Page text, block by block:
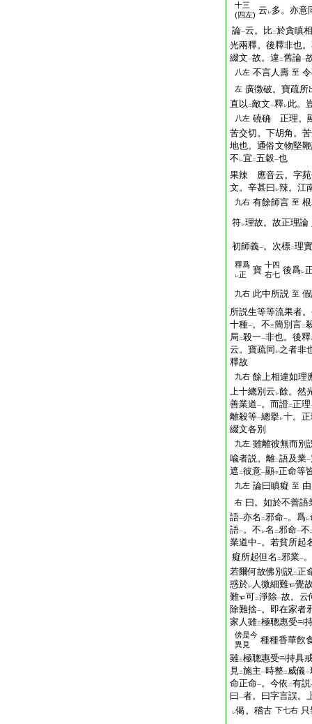
十三
(四左) 云 レ多。亦意
論一云。比二於貪瞋
光兩釋。後釋非也
綴文一故。違 二舊論一
八左 不言人壽 至
左 廣徴破。寶疏所
直以 二敵文一釋レ此。
八左 磽确 正理。
苦交切。下胡角。
地也。通俗文物堅
不 レ宜 二五穀一也
果辣 應音云。字
文。辛甚曰 レ辣。江
九右 有餘師言 至
符レ理故。故正理論
初師義一。次標二理實
釋爲
レ正 寶 十四
右七 後爲レ
九右 此中所説 至
所説生等等流果者
十種一。不三簡別言二
局 二殺一一非也。後
云。寶疏同 レ之者非
釋故
九右 餘上相違如
上十總別云 レ餘。然
善業道一。而證二正理
離殺等一總擧レ十。
綴文各別
九左 雖離彼無而
喩者説。離二語及業一
遮 二彼意一顯中正命等
九左 論曰瞋癡 至
右 曰。如於不善語
語一亦名 二邪命一。爲レ
語一。不 レ名 二邪命一不
業道中一。若貧所起
癡所起但名 二邪業一
若爾何故佛別説二正
惑於レ 人微細難
覺
難
可二淨除一故。云
除難捨一。即在家者
家人雖三極聰惠受
傍是今
異見
種種香華飮
雖三極聰惠受
持具
見二施主一時整二 威儀一
命正命一。今依 二有説
曰一者。曰字言誤。
レ偈。稽古 下七右 只